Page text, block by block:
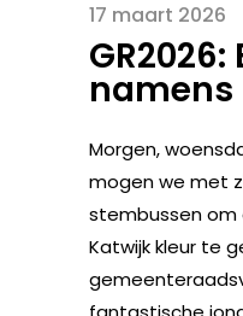
17 maart 2026
Morgen,
mogen we met
stembussen
Katwijk kleur te